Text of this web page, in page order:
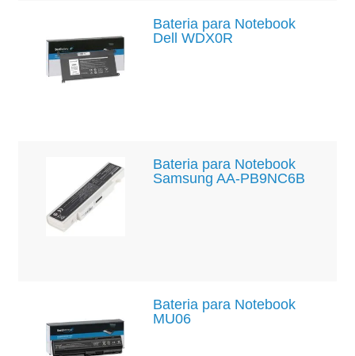
Bateria para Notebook
Dell WDX0R
Bateria para Notebook
Samsung AA-PB9NC6B
Bateria para Notebook
MU06